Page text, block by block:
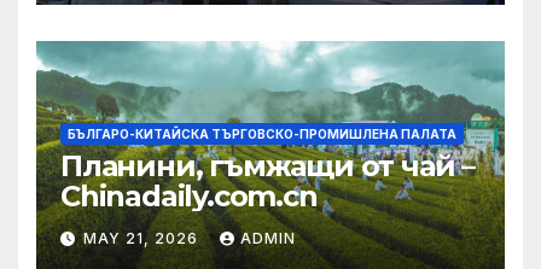
БЪЛГАРО-КИТАЙСКА ТЪРГОВСКО-ПРОМИШЛЕНА ПАЛАТА
Планини, гъмжащи от чай –
Chinadaily.com.cn
MAY 21, 2026 ADMIN